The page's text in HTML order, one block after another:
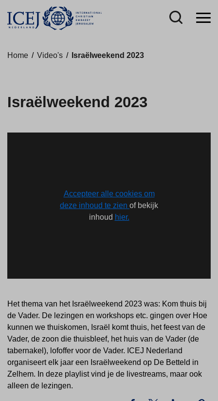
Home / Video's / Israëlweekend 2023
Israëlweekend 2023
Accepteer alle cookies om
deze inhoud te zien of bekijk
inhoud hier.
Het thema van het Israëlweekend 2023 was: Kom thuis bij
de Vader. De lezingen en workshops etc. gingen over Hoe
kunnen we thuiskomen, Israël komt thuis, het feest van de
Vader, de zoon die thuisbleef, het huis van de Vader (de
tabernakel), lofoffer voor de Vader. ICEJ Nederland
organiseert elk jaar een Israëlweekend op De Betteld in
Zelhem. In deze playlist vind je de livestreams, maar ook
alleen de lezingen.